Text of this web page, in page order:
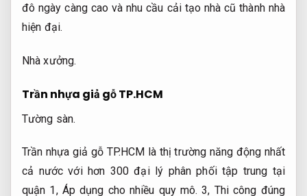
đô ngày càng cao và nhu cầu cải tạo nhà cũ thành nhà
hiện đại.
Nhà xưởng.
Trần nhựa giả gỗ TP.HCM
Tường sàn.
Trần nhựa giả gỗ TP.HCM là thị trường năng động nhất
cả nước với hơn 300 đại lý phân phối tập trung tại
quận 1, Áp dụng cho nhiều quy mô. 3, Thi công đúng